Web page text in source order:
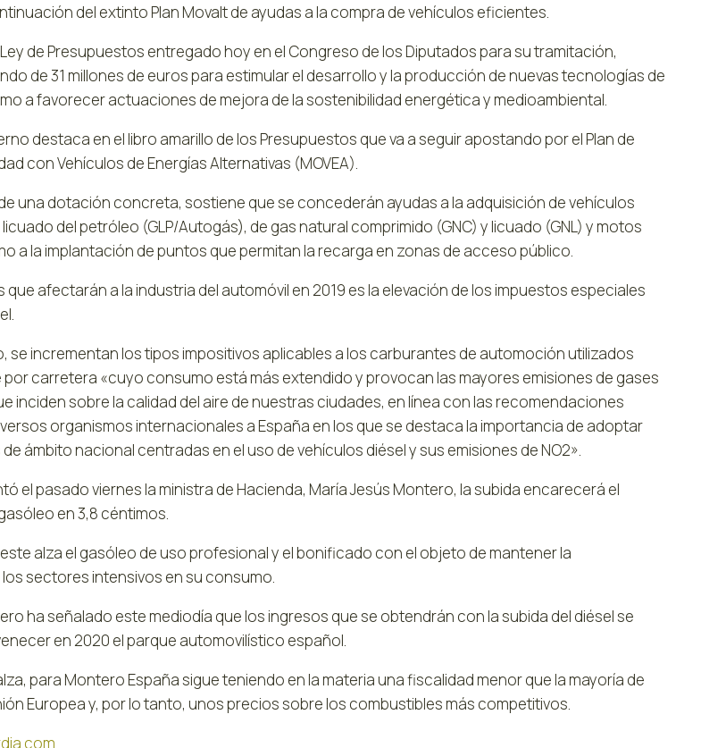
del extinto Plan Movalt de ayudas a la compra de vehículos eficientes.
de Presupuestos entregado hoy en el Congreso de los Diputados para su tramitación,
de 31 millones de euros para estimular el desarrollo y la producción de nuevas tecnologías de
a favorecer actuaciones de mejora de la sostenibilidad energética y medioambiental.
destaca en el libro amarillo de los Presupuestos que va a seguir apostando por el Plan de
con Vehículos de Energías Alternativas (MOVEA).
una dotación concreta, sostiene que se concederán ayudas a la adquisición de vehículos
del petróleo (GLP/Autogás), de gas natural comprimido (GNC) y licuado (GNL) y motos
a la implantación de puntos que permitan la recarga en zonas de acceso público.
que afectarán a la industria del automóvil en 2019 es la elevación de los impuestos especiales
se incrementan los tipos impositivos aplicables a los carburantes de automoción utilizados
carretera «cuyo consumo está más extendido y provocan las mayores emisiones de gases
inciden sobre la calidad del aire de nuestras ciudades, en línea con las recomendaciones
organismos internacionales a España en los que se destaca la importancia de adoptar
ámbito nacional centradas en el uso de vehículos diésel y sus emisiones de NO2».
el pasado viernes la ministra de Hacienda, María Jesús Montero, la subida encarecerá el
en 3,8 céntimos.
alza el gasóleo de uso profesional y el bonificado con el objeto de mantener la
sectores intensivos en su consumo.
ha señalado este mediodía que los ingresos que se obtendrán con la subida del diésel se
en 2020 el parque automovilístico español.
para Montero España sigue teniendo en la materia una fiscalidad menor que la mayoría de
Europea y, por lo tanto, unos precios sobre los combustibles más competitivos.